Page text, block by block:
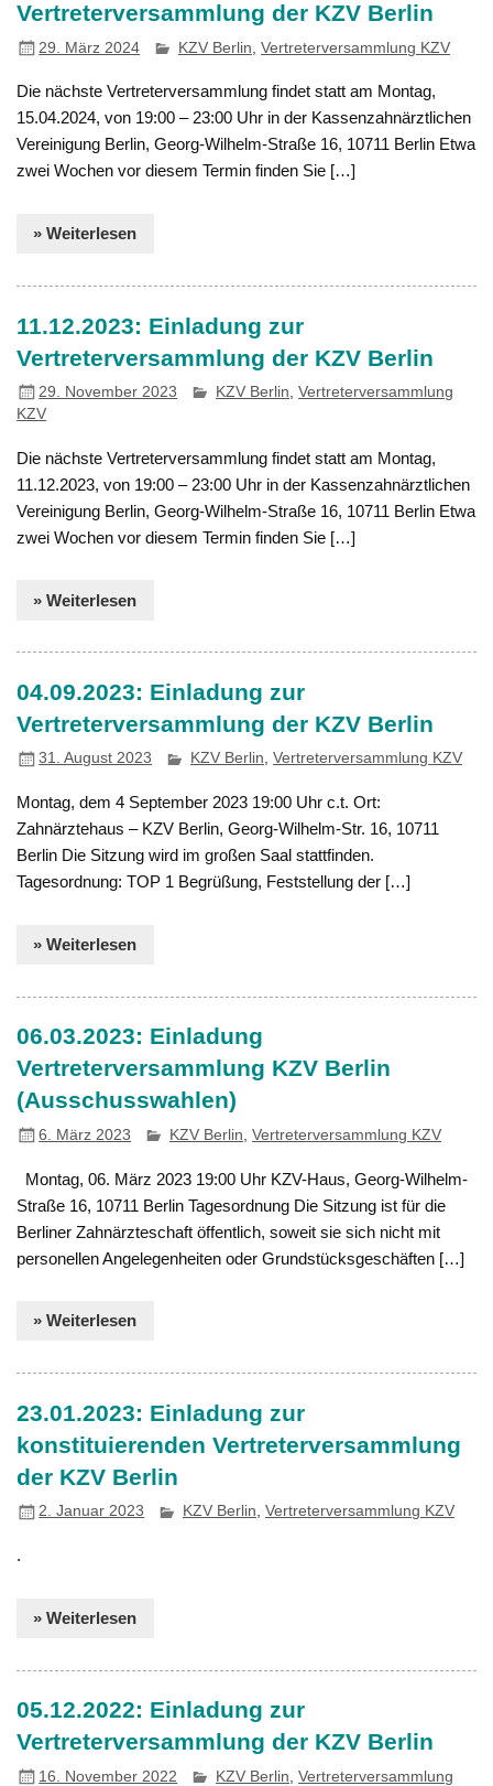
Vertreterversammlung der KZV Berlin
29. März 2024 KZV Berlin ,Vertreterversammlung KZV
Die nächste Vertreterversammlung findet statt am Montag,
15.04.2024, von 19:00 – 23:00 Uhr in der Kassenzahnärztlichen
Vereinigung Berlin, Georg-Wilhelm-Straße 16, 10711 Berlin Etwa
zwei Wochen vor diesem Termin finden Sie […]
» Weiterlesen
11.12.2023: Einladung zur
Vertreterversammlung der KZV Berlin
29. November 2023 KZV Berlin ,Vertreterversammlung
KZV
Die nächste Vertreterversammlung findet statt am Montag,
11.12.2023, von 19:00 – 23:00 Uhr in der Kassenzahnärztlichen
Vereinigung Berlin, Georg-Wilhelm-Straße 16, 10711 Berlin Etwa
zwei Wochen vor diesem Termin finden Sie […]
» Weiterlesen
04.09.2023: Einladung zur
Vertreterversammlung der KZV Berlin
31. August 2023 KZV Berlin,Vertreterversammlung KZV
Montag, dem 4 September 2023 19:00 Uhr c.t. Ort:
Zahnärztehaus – KZV Berlin, Georg-Wilhelm-Str. 16, 10711
Berlin Die Sitzung wird im großen Saal stattfinden.
Tagesordnung: TOP 1 Begrüßung, Feststellung der […]
» Weiterlesen
06.03.2023: Einladung
Vertreterversammlung KZV Berlin
(Ausschusswahlen)
6. März 2023 KZV Berlin ,Vertreterversammlung KZV
Montag, 06. März 2023 19:00 Uhr KZV-Haus, Georg-Wilhelm-
Straße 16, 10711 Berlin Tagesordnung Die Sitzung ist für die
Berliner Zahnärzteschaft öffentlich, soweit sie sich nicht mit
personellen Angelegenheiten oder Grundstücksgeschäften […]
» Weiterlesen
23.01.2023: Einladung zur
konstituierenden Vertreterversammlung
der KZV Berlin
2. Januar 2023 KZV Berlin,Vertreterversammlung KZV
.
» Weiterlesen
05.12.2022: Einladung zur
Vertreterversammlung der KZV Berlin
16. November 2022 KZV Berlin ,Vertreterversammlung